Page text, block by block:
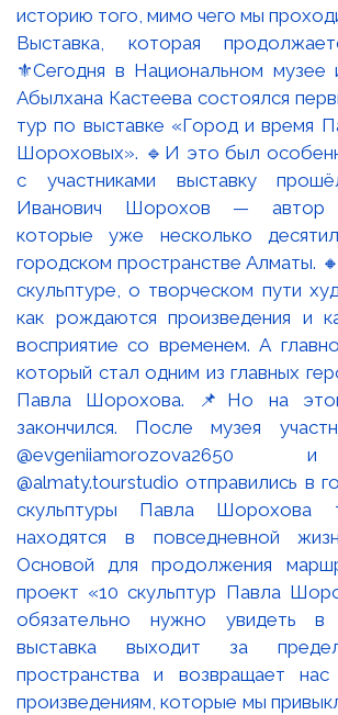
Выставка, которая
⚜️Сегодня в Национальном музее
Абылхана Кастеева состоялся
тур по выставке «Город и время
Шороховых». 🔹И это был
с участниками выставку
Иванович Шорохов — автор
которые уже несколько
городском пространстве Алматы.
скульптуре, о творческом пути
как рождаются произведения и
восприятие со временем. А
который стал одним из главных
Павла Шорохова. 📌Но на
закончился. После музея
@evgeniiamorozova2650
@almaty.tourstudio отправились в
скульптуры Павла Шорохова
находятся в повседневной
Основой для продолжения
проект «10 скульптур Павла
обязательно нужно увидеть
выставка выходит за
пространства и возвращает
произведениям, которые мы